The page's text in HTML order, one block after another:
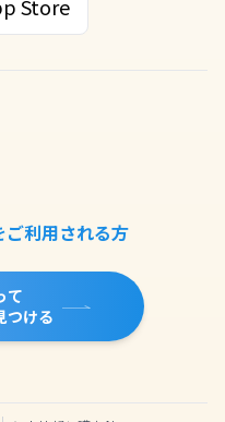
Store
利用される方
て
つける